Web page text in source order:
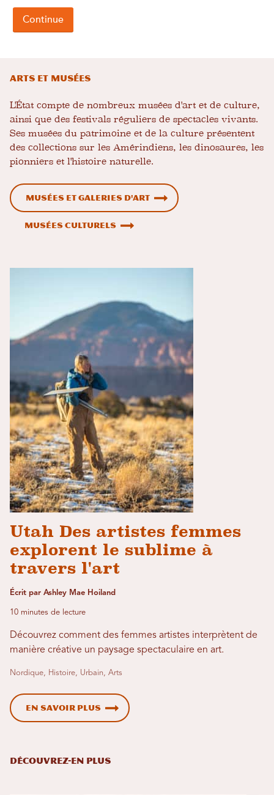
Arts et musées
L'État compte de nombreux musées d'art et de culture,
ainsi que des festivals réguliers de spectacles vivants.
Ses musées du patrimoine et de la culture présentent
des collections sur les Amérindiens, les dinosaures, les
pionniers et l'histoire naturelle.
Musées et galeries d'art
Musées culturels
Utah Des artistes femmes
explorent le sublime à
travers l'art
Écrit par Ashley Mae Hoiland
10 minutes de lecture
Découvrez comment des femmes artistes interprètent de
manière créative un paysage spectaculaire en art.
Nordique, Histoire, Urbain, Arts
En savoir plus
DÉCOUVREZ-EN PLUS